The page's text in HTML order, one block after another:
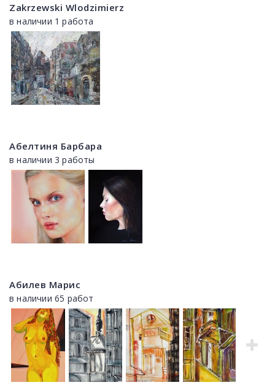
Zakrzewski Wlodzimierz
в наличии 1 работа
Абелтиня Барбара
в наличии 3 работы
Абилев Марис
в наличии 65 работ